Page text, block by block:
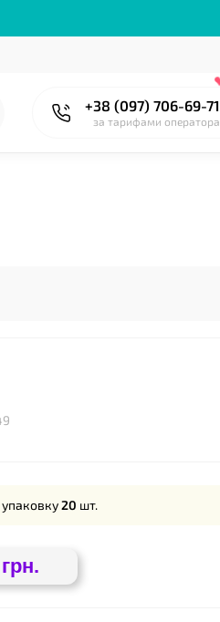
+38 (097) 706-69-71
за тарифами оператора
20 шт.